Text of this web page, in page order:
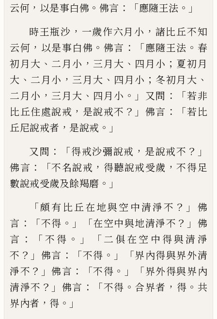
云何 ， 以是事白佛 。 佛言 ：「應隨王法 。」
時王瓶沙 ， 一歲作六月小 ， 諸比丘不知
云何 ， 以是事白佛 。 佛言 ：「應隨王法 。 春
初月 大 、 二月小 ， 三月大 、 四月小 ； 夏初月
大 、 二月小 ， 三月大 、 四月小 ； 冬初月大 、
二月小 ， 三月大 、 四月小 。」 又問 ：「若非
比丘住處說戒 ， 是說戒不 ？」 佛言 ：「若比
丘尼說戒者 ， 是說戒 。」
又問 ：「得戒沙彌說戒 ， 是說戒不 ？」
佛言 ：「不名說戒 ， 得聽說戒受歲 ，不得足
數說戒受歲及餘羯磨 。」
「頗有比丘在地與空中清淨不 ？」 佛
言 ：「不得 。」「在空中與地清淨不 ？」 佛
言 ：「不得 。」「二俱在空 中得與清淨
不 ？」 佛言 ：「不得 。」「界內得與界外清
淨不 ？」佛言 ：「不得 。」「界外得與界內
清淨不 ？」 佛言 ：「不得 。 合界者 ， 得 。 共
界內者 ， 得 。」